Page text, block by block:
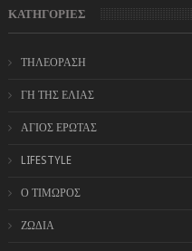
ΚΑΤΗΓΟΡΙΕΣ
ΤΗΛΕΟΡΑΣΗ
ΓΗ ΤΗΣ ΕΛΙΑΣ
ΑΓΙΟΣ ΕΡΩΤΑΣ
LIFESTYLE
Ο ΤΙΜΩΡΟΣ
ΖΩΔΙΑ